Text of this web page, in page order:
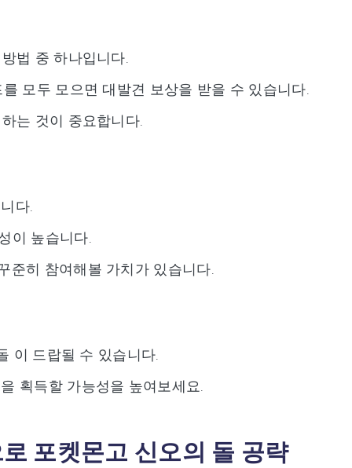
법 중 하나입니다.
모두 모으면 대발견 보상을 받을 수 있습니다.
는 것이 중요합니다.
다.
이 높습니다.
준히 참여해볼 가치가 있습니다.
이 드랍될 수 있습니다.
획득할 가능성을 높여보세요.
포켓몬고 신오의 돌 공략